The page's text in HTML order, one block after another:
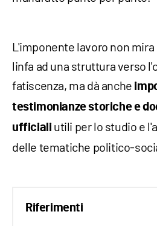
L'imponente lavoro non mira
linfa ad una struttura verso
fatiscenza, ma dà anche
testimonianze storiche e
ufficiali utili per lo studio e
delle tematiche politico-
Riferimenti